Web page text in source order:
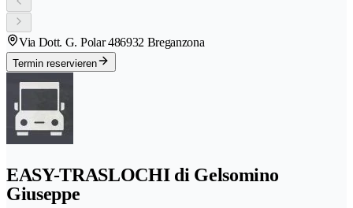
Via Dott. G. Polar 486932 Breganzona
Termin reservieren
EASY-TRASLOCHI di Gelsomino
Giuseppe